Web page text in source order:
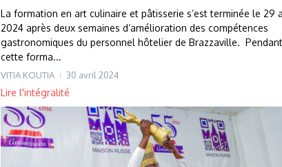
La formation en art culinaire et pâtisserie s’est terminée le 29
2024 après deux semaines d’amélioration des compétences
gastronomiques du personnel hôtelier de Brazzaville. Pendant
cette forma...
VITIA KOUTIA 30 avril 2024
Lire l'intégralité